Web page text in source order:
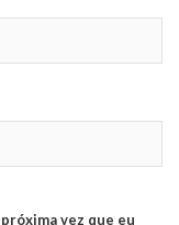
vez que eu